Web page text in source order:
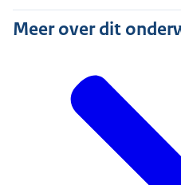
Meer over dit